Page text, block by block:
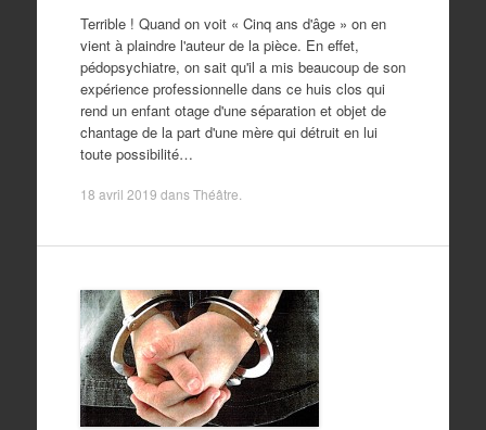
Terrible ! Quand on voit « Cinq ans d'âge » on en
vient à plaindre l'auteur de la pièce. En effet,
pédopsychiatre, on sait qu'il a mis beaucoup de son
expérience professionnelle dans ce huis clos qui
rend un enfant otage d'une séparation et objet de
chantage de la part d'une mère qui détruit en lui
toute possibilité…
18 avril 2019 dansThéâtre